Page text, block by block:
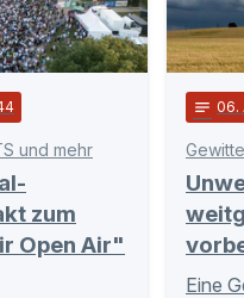
und mehr
zum
Open Air"
notes 06.
Eine